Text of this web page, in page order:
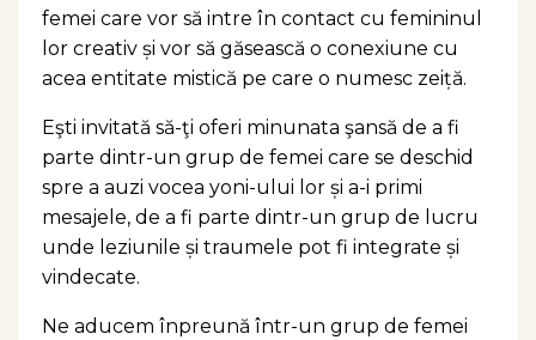
femei care vor să intre în contact cu femininul
lor creativ și vor să găsească o conexiune cu
acea entitate mistică pe care o numesc zeiță.
Eşti invitată să-ţi oferi minunata şansă de a fi
parte dintr-un grup de femei care se deschid
spre a auzi vocea yoni-ului lor și a-i primi
mesajele, de a fi parte dintr-un grup de lucru
unde leziunile și traumele pot fi integrate și
vindecate.
Ne aducem înpreună într-un grup de femei